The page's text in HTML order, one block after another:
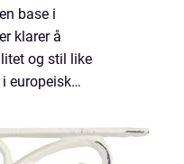
base i
klarer å
og stil like
europeisk
blitt et naturlig